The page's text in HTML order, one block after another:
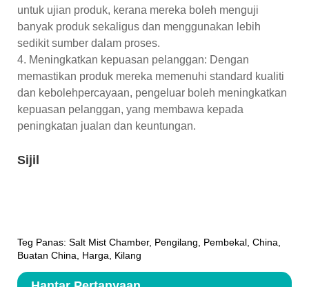
untuk ujian produk, kerana mereka boleh menguji
banyak produk sekaligus dan menggunakan lebih
sedikit sumber dalam proses.
4. Meningkatkan kepuasan pelanggan: Dengan
memastikan produk mereka memenuhi standard kualiti
dan kebolehpercayaan, pengeluar boleh meningkatkan
kepuasan pelanggan, yang membawa kepada
peningkatan jualan dan keuntungan.
Sijil
Teg Panas: Salt Mist Chamber, Pengilang, Pembekal, China,
Buatan China, Harga, Kilang